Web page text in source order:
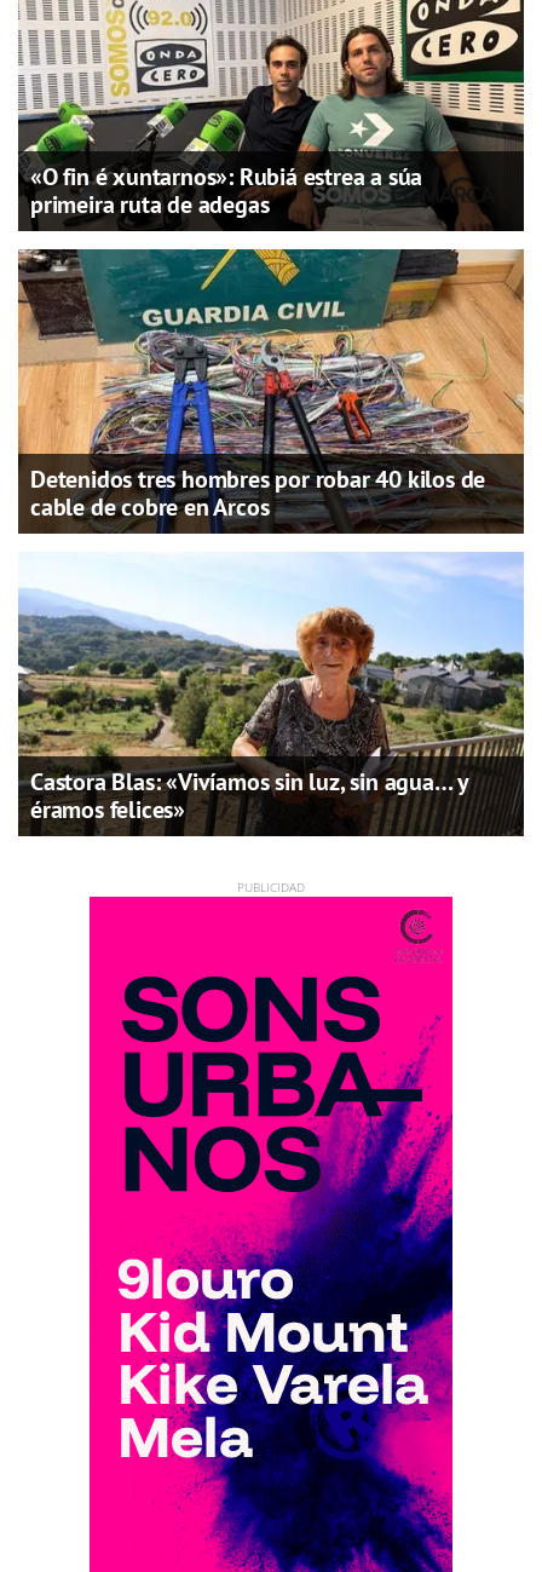
«O fin é xuntarnos»: Rubiá estrea a súa
primeira ruta de adegas
Detenidos tres hombres por robar 40 kilos de
cable de cobre en Arcos
Castora Blas: «Vivíamos sin luz, sin agua… y
éramos felices»